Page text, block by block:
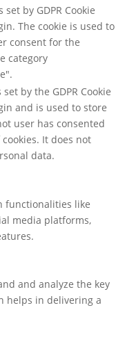
set by GDPR Cookie
The cookie is used to
consent for the
category
by the GDPR Cookie
and is used to store
user has consented
It does not
data.
functionalities like
media platforms,
and analyze the key
helps in delivering a